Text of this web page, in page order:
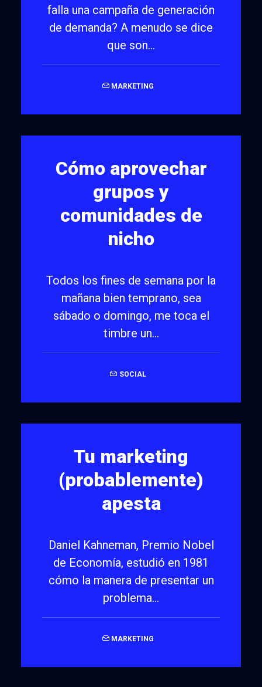
falla una campaña de generación
de demanda? A menudo se dice
que son…
MARKETING
Cómo aprovechar
grupos y
comunidades de
nicho
Todos los fines de semana por la
mañana bien temprano, sea
sábado o domingo, me toca el
timbre un…
SOCIAL
Tu marketing
(probablemente)
apesta
Daniel Kahneman, Premio Nobel
de Economía, estudió en 1981
cómo la manera de presentar un
problema…
MARKETING